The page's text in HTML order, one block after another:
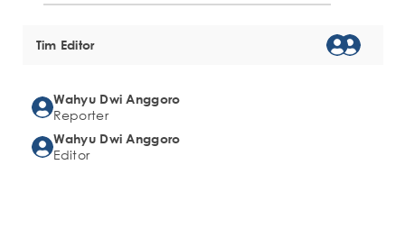
Tim Editor
Wahyu Dwi Anggoro
Reporter
Wahyu Dwi Anggoro
Editor